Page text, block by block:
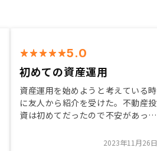
5.0
初めての資産運用
資産運用を始めようと考えている時
に友人から紹介を受けた。不動産投
資は初めてだったので不安があった
いたお陰で、仕組みを理解できた事
2023年11月26日